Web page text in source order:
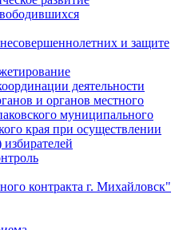
и защите
деятельности
и органов местного
муниципального
края при осуществлении
избирателей
контракта г. Михайловск"